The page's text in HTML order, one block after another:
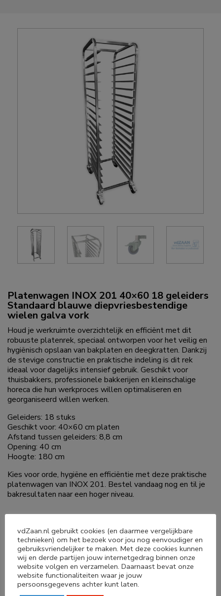
Platenwagen INOX 201 40×60 18 geleiders
Standaard blauwe diepvriesbestendige
wielen galva vork
Houd je werkruimte overzichtelijk en efficiënt met dit
robuuste platenrek, speciaal ontworpen voor het veilig en
hygiënisch opslaan van bakplaten en deegkratten. Dankzij
de stevige constructie en praktische indeling is dit rek
ideaal voor dagelijks intensief gebruik. Geschikt voor
thuisbakkers, professionele bakkerijen en kleinschalige
horeca die hun werkproces willen optimaliseren en
georganiseerd willen werken.
Geleiders: 18 stuks
Geschikt voor: 40×60 cm platen
Afstand tussen geleiders: 8,8 cm
Opening: 40 cm
Hoogte: 180 cm
Kies voor orde, hygiëne en efficiëntie met deze praktische
platenwagen van INOX 201. Bestel vandaag nog en til je
bakresultaten naar een hoger niveau.
Deel dit product
vdZaan.nl gebruikt cookies (en daarmee vergelijkbare
technieken) om het bezoek voor jou nog eenvoudiger en
gebruiksvriendelijker te maken. Met deze cookies kunnen
wij en derde partijen jouw internetgedrag binnen onze
website volgen en verzamelen. Daarnaast bevat onze
website functionaliteiten waar je jouw
persoonsgegevens achter kunt laten.